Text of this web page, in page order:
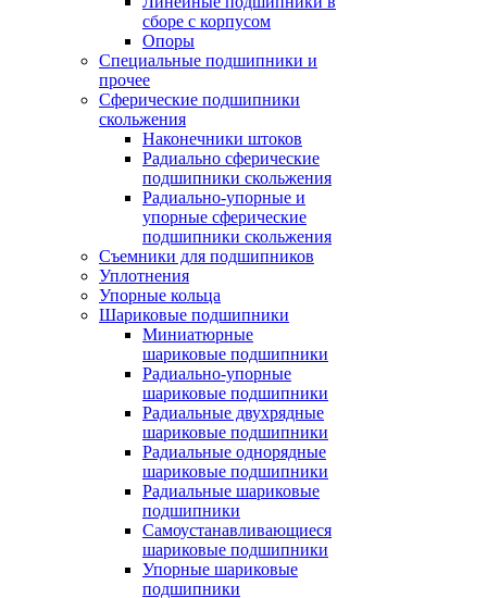
сборе с корпусом
Опоры
Специальные подшипники и
прочее
Сферические подшипники
скольжения
Наконечники штоков
Радиально сферические
подшипники скольжения
Радиально-упорные и
упорные сферические
подшипники скольжения
Съемники для подшипников
Уплотнения
Упорные кольца
Шариковые подшипники
Миниатюрные
шариковые подшипники
Радиально-упорные
шариковые подшипники
Радиальные двухрядные
шариковые подшипники
Радиальные однорядные
шариковые подшипники
Радиальные шариковые
подшипники
Самоустанавливающиеся
шариковые подшипники
Упорные шариковые
подшипники